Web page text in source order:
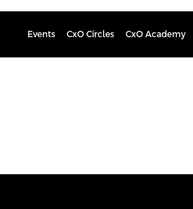
Events CxO Circles CxO Academy